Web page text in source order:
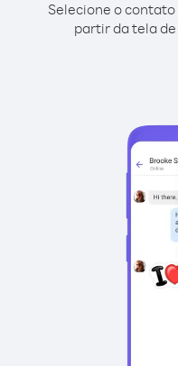
Selecione o
partir da tela